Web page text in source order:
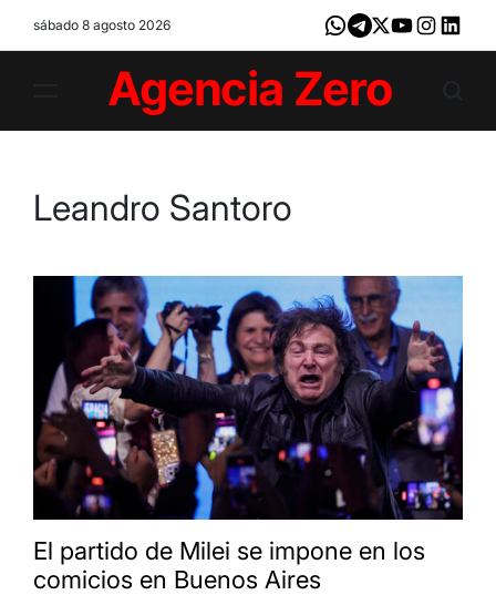
sábado 8 agosto 2026 Whatsapp
Telegram
X YoutubeInstagram
Leandro Santoro
El partido de Milei se impone en los
comicios en Buenos Aires